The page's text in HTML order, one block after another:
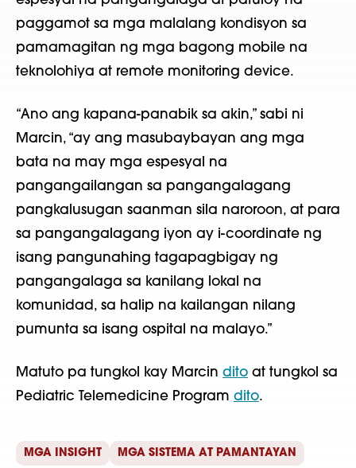
paggamot sa mga malalang kondisyon sa
pamamagitan ng mga bagong mobile na
teknolohiya at remote monitoring device.
“Ano ang kapana-panabik sa akin,” sabi ni
Marcin, “ay ang masubaybayan ang mga
bata na may mga espesyal na
pangangailangan sa pangangalagang
pangkalusugan saanman sila naroroon, at para
sa pangangalagang iyon ay i-coordinate ng
isang pangunahing tagapagbigay ng
pangangalaga sa kanilang lokal na
komunidad, sa halip na kailangan nilang
pumunta sa isang ospital na malayo.”
Matuto pa tungkol kay Marcin dito at tungkol sa
Pediatric Telemedicine Program dito.
MGA INSIGHT MGA SISTEMA AT PAMANTAYAN